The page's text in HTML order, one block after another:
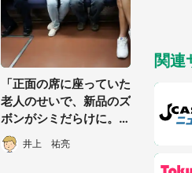
「正面の席に座っていた
老人のせいで、新品のズ
ボンがシミだらけに。文
句を言おうとしたら別の
老人が...」（千葉県・3
井上 祐亮
関連